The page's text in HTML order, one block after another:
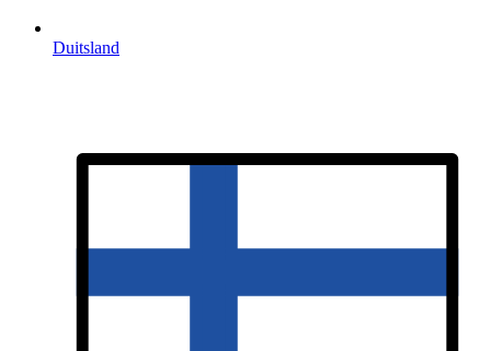
Duitsland